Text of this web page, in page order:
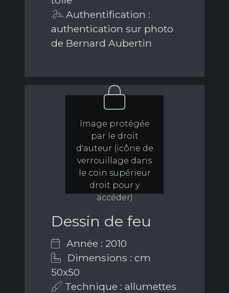
Authentification :
authentication sur photo
de Bernard Aubertin
Image protégée
par le droit
d'auteur (icône de
verrouillage dans
le coin supérieur
droit pour y
accéder)
Dessin de feu
Année : 2010
Dimensions : cm
50x50
Technique : allumettes